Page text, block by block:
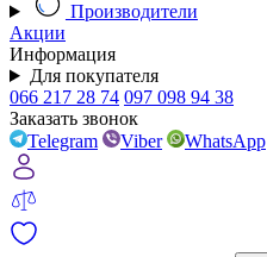
Производители
Акции
Информация
Для покупателя
066 217 28 74 097 098 94 38
Заказать звонок
Telegram
Viber WhatsApp